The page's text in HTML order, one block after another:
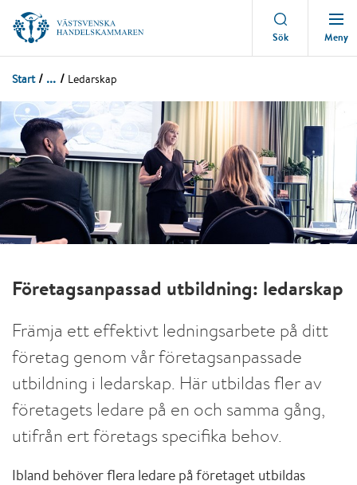
Sök Meny
Start ... Ledarskap
Företagsanpassad utbildning: ledarskap
Främja ett effektivt ledningsarbete på ditt
företag genom vår företagsanpassade
utbildning i ledarskap. Här utbildas fler av
företagets ledare på en och samma gång,
utifrån ert företags specifika behov.
Ibland behöver flera ledare på företaget utbildas